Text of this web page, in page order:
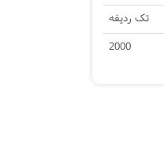
تک ردیفه
2000